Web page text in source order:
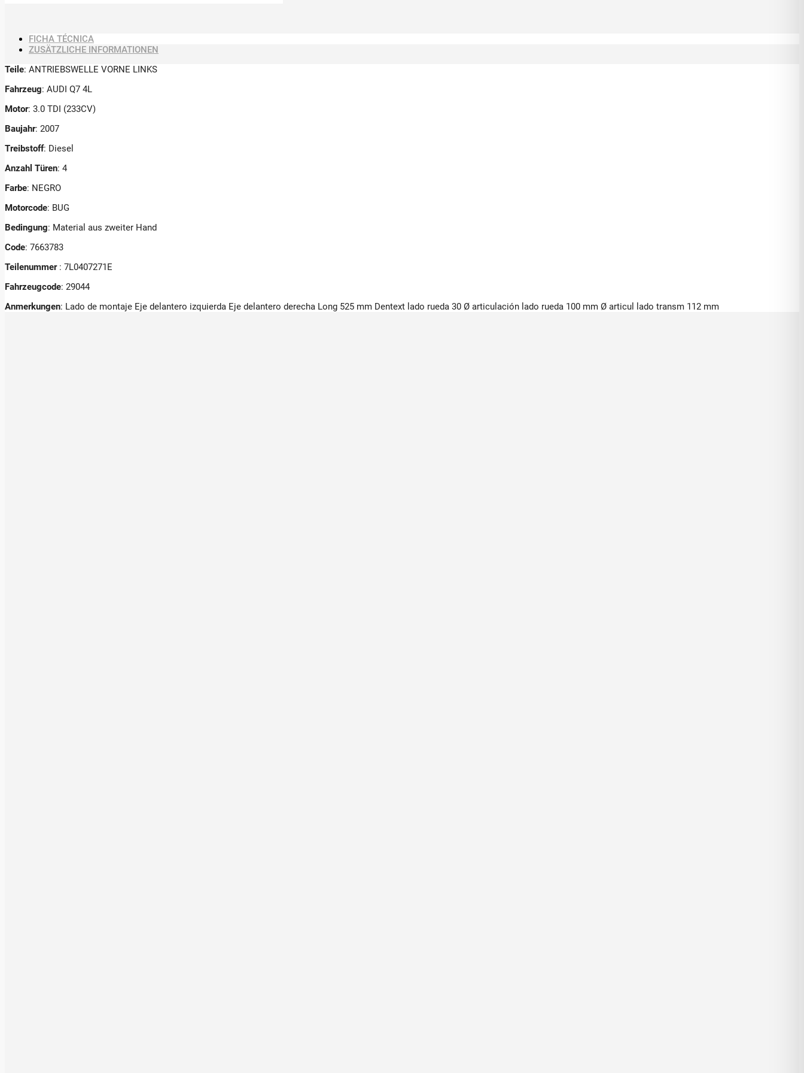
FICHA TÉCNICA
ZUSÄTZLICHE INFORMATIONEN
Teile: ANTRIEBSWELLE VORNE LINKS
Fahrzeug: AUDI Q7 4L
Motor: 3.0 TDI (233CV)
Baujahr: 2007
Treibstoff: Diesel
Anzahl Türen: 4
Farbe: NEGRO
Motorcode: BUG
Bedingung: Material aus zweiter Hand
Code: 7663783
Teilenummer : 7L0407271E
Fahrzeugcode: 29044
Anmerkungen: Lado de montaje Eje delantero izquierda Eje delantero derecha Long 525 mm Dentext lado rueda 30 Ø articulación lado rueda 100 mm Ø articul lado transm 112 mm